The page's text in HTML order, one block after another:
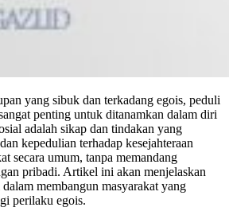
yang sibuk dan terkadang egois, peduli
penting untuk ditanamkan dalam diri
adalah sikap dan tindakan yang
kepedulian terhadap kesejahteraan
secara umum, tanpa memandang
pribadi. Artikel ini akan menjelaskan
membangun masyarakat yang
perilaku egois.